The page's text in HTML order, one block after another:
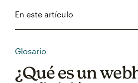
En este artículo
Glosario
¿Qué es un